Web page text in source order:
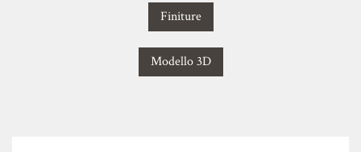
Finiture
Modello 3D